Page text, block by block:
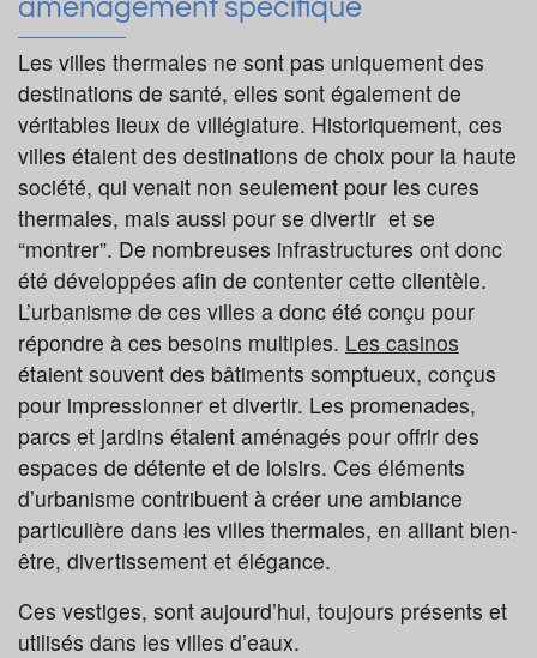
aménagement spécifique
Les villes thermales ne sont pas uniquement des
destinations de santé, elles sont également de
véritables lieux de villégiature. Historiquement, ces
villes étaient des destinations de choix pour la haute
société, qui venait non seulement pour les cures
thermales, mais aussi pour se divertir et se
“montrer”. De nombreuses infrastructures ont donc
été développées afin de contenter cette clientèle.
L’urbanisme de ces villes a donc été conçu pour
répondre à ces besoins multiples. Les casinos
étaient souvent des bâtiments somptueux, conçus
pour impressionner et divertir. Les promenades,
parcs et jardins étaient aménagés pour offrir des
espaces de détente et de loisirs. Ces éléments
d’urbanisme contribuent à créer une ambiance
particulière dans les villes thermales, en alliant bien-
être, divertissement et élégance.
Ces vestiges, sont aujourd’hui, toujours présents et
utilisés dans les villes d’eaux.